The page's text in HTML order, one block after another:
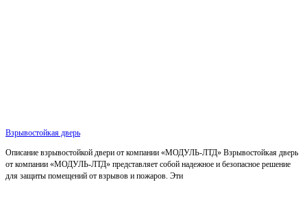
Взрывостойкая дверь
Описание взрывостойкой двери от компании «МОДУЛЬ-ЛТД» Взрывостойкая дверь
от компании «МОДУЛЬ-ЛТД» представляет собой надежное и безопасное решение
для защиты помещений от взрывов и пожаров. Эти